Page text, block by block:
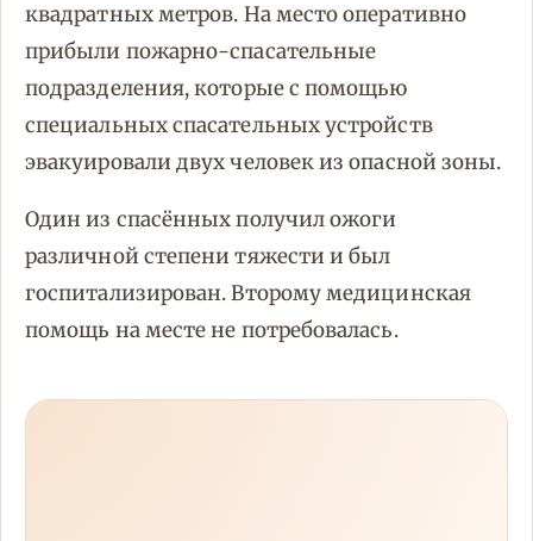
квадратных метров. На место оперативно
прибыли пожарно-спасательные
подразделения, которые с помощью
специальных спасательных устройств
эвакуировали двух человек из опасной зоны.
Один из спасённых получил ожоги
различной степени тяжести и был
госпитализирован. Второму медицинская
помощь на месте не потребовалась.